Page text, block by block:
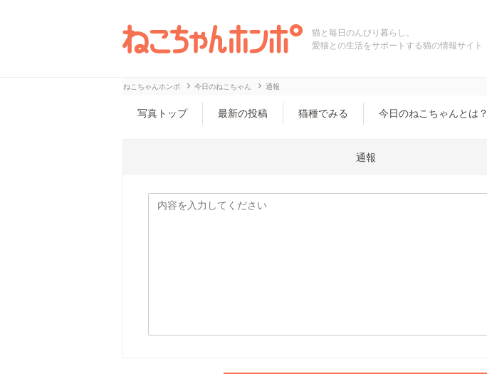
猫と毎日のんびり暮らし。
愛猫との生活をサポートする猫の情報サイト
ねこちゃんホンポ 今日のねこちゃん 通報
写真トップ 最新の投稿 猫種でみる 今日のねこちゃんとは？
通報